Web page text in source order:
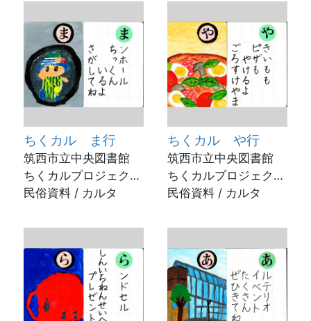
ちくカル ま行
筑西市立中央図書館
ちくカルプロジェクト
/ 2023年
民俗資料 / カルタ
ちくカル や行
筑西市立中央図書館
ちくカルプロジェクト
/ 2023年
民俗資料 / カルタ